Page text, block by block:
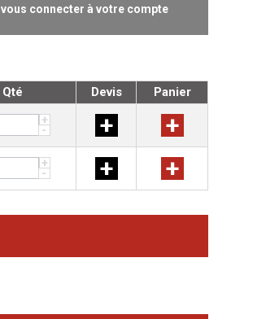
vous connecter à votre compte
Qté Devis Panier
+
- + +
+
- + +